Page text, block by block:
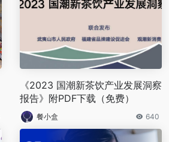
《2023 国潮新茶饮产业发展洞察
报告》附PDF下载（免费）
餐小盒 640